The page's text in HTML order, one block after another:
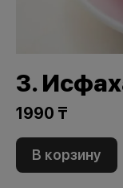
3.
1990 ₸
В корзину